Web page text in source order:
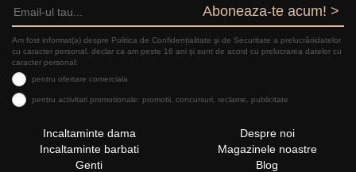
Aboneaza-te acum! >
Am fost informat(a) despre Politica de Confidențialitate şi de Securitate a prelucrăriidatelor
cu caracter personal, declar ca am peste 16 ani și sunt de acord cu prelucrarea datelor cu
caracter personal:
pentru ofertare comerciala
pentru activitati promotionale: promotii, concursuri, reclame, publicitate
Incaltaminte dama
Incaltaminte barbati
Genti
Despre noi
Magazinele noastre
Blog